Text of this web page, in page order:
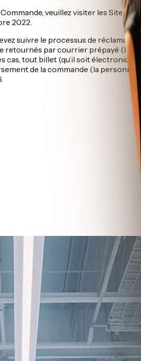
veuillez visiter les Sites de
2022.
suivre le processus de
par courrier prépayé
cas, tout billet (qu’il soit
de la commande (la personne